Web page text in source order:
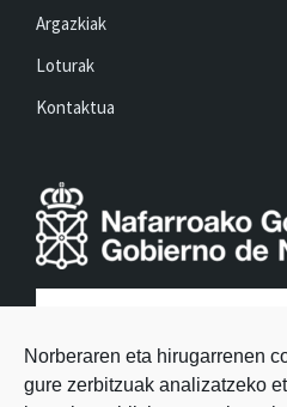
Norberaren eta hirugarrenen
gure zerbitzuak analizatzeko
Argazkiak
Loturak
Kontaktua